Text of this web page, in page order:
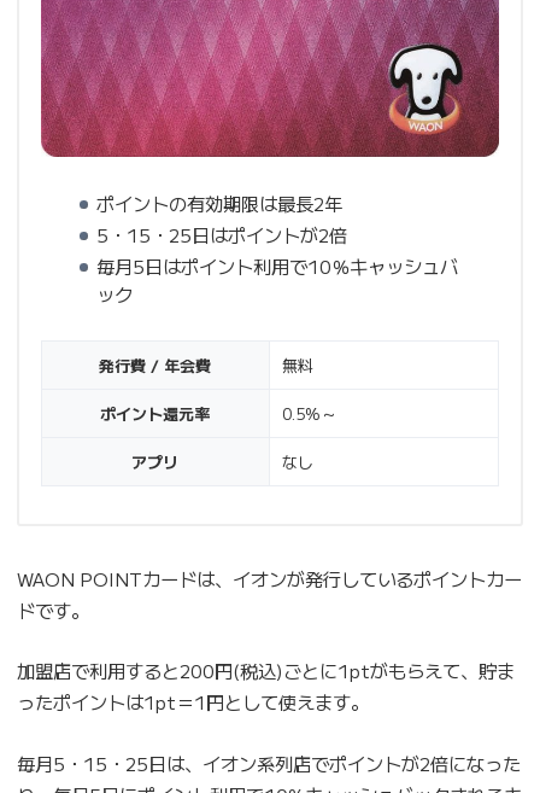
ポイントの有効期限は最長2年
5・15・25日はポイントが2倍
毎月5日はポイント利用で10％キャッシュバ
ック
発行費 / 年会費 無料
ポイント還元率 0.5%～
アプリ なし
WAON POINTカードは、イオンが発行しているポイントカー
ドです。
加盟店で利用すると200円(税込)ごとに1ptがもらえて、貯ま
ったポイントは1pt＝1円として使えます。
毎月5・15・25日は、イオン系列店でポイントが2倍になった